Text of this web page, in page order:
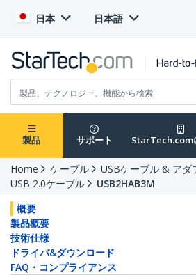
日本 日本語
製品 サポート StarTech.com
Home ケーブル
USBケーブル & アダ
USB 2.0ケーブル
USB2HAB3M
概要
製品概要
技術仕様
ドライバ&ダウンロード
FAQ・コンプライアンス